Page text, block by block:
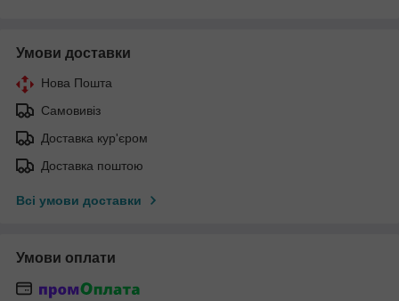
Умови доставки
Нова Пошта
Самовивіз
Доставка кур'єром
Доставка поштою
Всі умови доставки
Умови оплати